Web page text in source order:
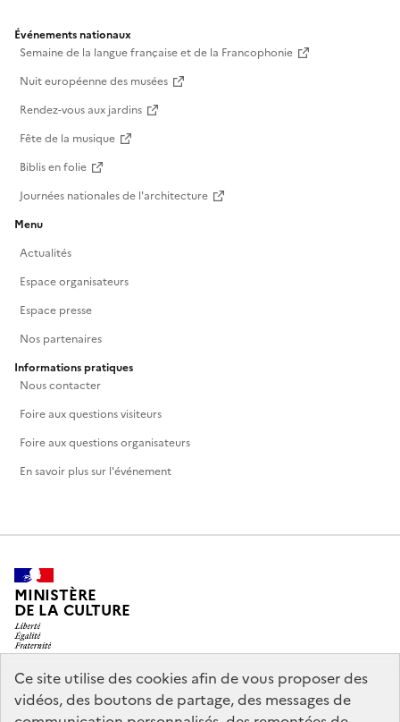
Ce site utilise des cookies afin de vous proposer des
vidéos, des boutons de partage, des messages de
Événements nationaux
Semaine de la langue française et de la Francophonie
Nuit européenne des musées
Rendez-vous aux jardins
Fête de la musique
Biblis en folie
Journées nationales de l'architecture
Menu
Actualités
Espace organisateurs
Espace presse
Nos partenaires
Informations pratiques
Nous contacter
Foire aux questions visiteurs
Foire aux questions organisateurs
En savoir plus sur l'événement
MINISTÈRE
DE LA CULTURE
legifrance.gouv.fr info.gouv.fr